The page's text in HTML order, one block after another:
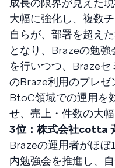
大幅に強化し、複数
自らが、部署を超え
となり、Brazeの勉
を行いつつ、Braze
のBraze利用のプレゼ
BtoC領域での運用を
せ、売上・件数の大
3位：株式会社cotta
Brazeの運用者がほ
内勉強会を推進し、